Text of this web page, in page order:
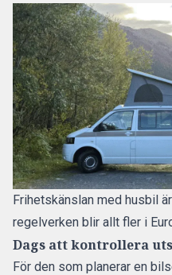
Frihetskänslan med husbil
regelverken blir allt fler i
Dags att kontrollera
För den som planerar en